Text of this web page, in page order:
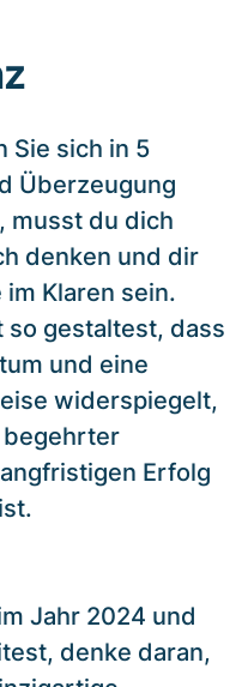
Sie sich in 5
Überzeugung
musst du dich
denken und dir
Klaren sein.
gestaltest, dass
und eine
widerspiegelt,
Erfolg
Jahr 2024 und
denke daran,